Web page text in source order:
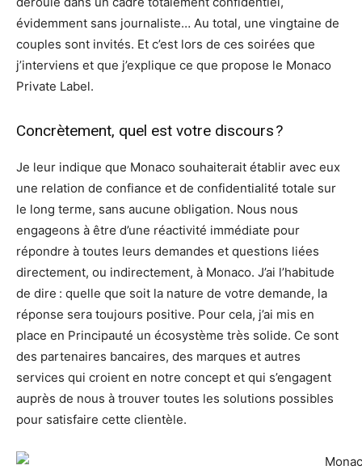
évidemment sans journaliste… Au total, une vingtaine de
couples sont invités. Et c’est lors de ces soirées que
j’interviens et que j’explique ce que propose le Monaco
Private Label.
Concrètement, quel est votre discours ?
Je leur indique que Monaco souhaiterait établir avec eux
une relation de confiance et de confidentialité totale sur
le long terme, sans aucune obligation. Nous nous
engageons à être d’une réactivité immédiate pour
répondre à toutes leurs demandes et questions liées
directement, ou indirectement, à Monaco. J’ai l’habitude
de dire : quelle que soit la nature de votre demande, la
réponse sera toujours positive. Pour cela, j’ai mis en
place en Principauté un écosystème très solide. Ce sont
des partenaires bancaires, des marques et autres
services qui croient en notre concept et qui s’engagent
auprès de nous à trouver toutes les solutions possibles
pour satisfaire cette clientèle.